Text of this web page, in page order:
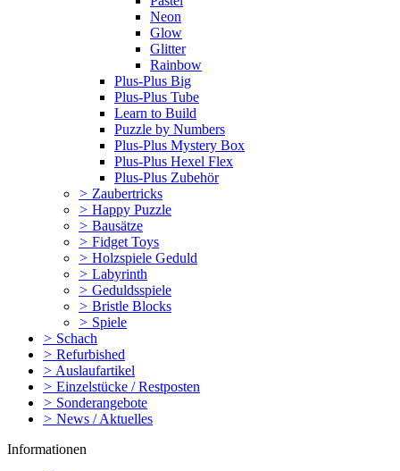
Neon
Glow
Glitter
Rainbow
Plus-Plus Big
Plus-Plus Tube
Learn to Build
Puzzle by Numbers
Plus-Plus Mystery Box
Plus-Plus Hexel Flex
Plus-Plus Zubehör
> Zaubertricks
> Happy Puzzle
> Bausätze
> Fidget Toys
> Holzspiele Geduld
> Labyrinth
> Geduldsspiele
> Bristle Blocks
> Spiele
> Schach
> Refurbished
> Auslaufartikel
> Einzelstücke / Restposten
> Sonderangebote
> News / Aktuelles
Informationen